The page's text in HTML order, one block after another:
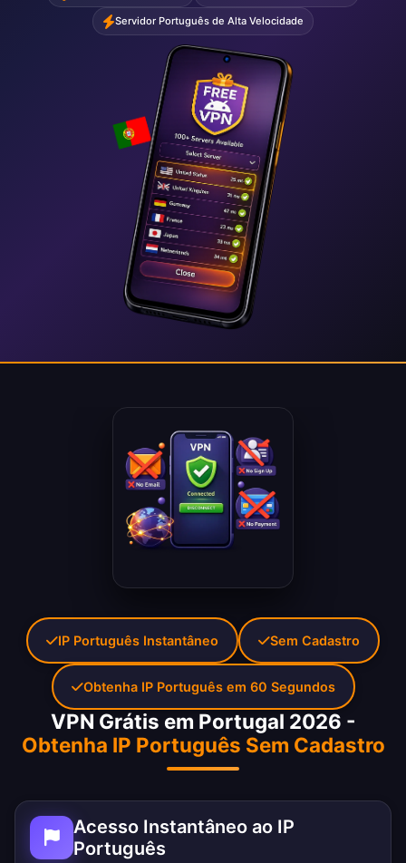
Servidor Português de Alta Velocidade
VPN Grátis em Portugal 2026 -
Obtenha IP Português Sem Cadastro
Acesso Instantâneo ao IP
Português
IP Português Instantâneo Sem Cadastro
Obtenha IP Português em 60 Segundos